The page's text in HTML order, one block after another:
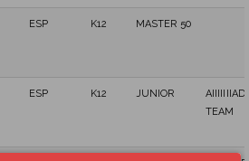
ESP K12 MASTER 50
ESP K12 JUNIOR
TEAM